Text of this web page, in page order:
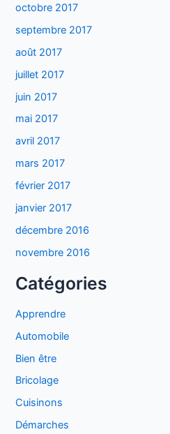
octobre 2017
septembre 2017
août 2017
juillet 2017
juin 2017
mai 2017
avril 2017
mars 2017
février 2017
janvier 2017
décembre 2016
novembre 2016
Catégories
Apprendre
Automobile
Bien être
Bricolage
Cuisinons
Démarches